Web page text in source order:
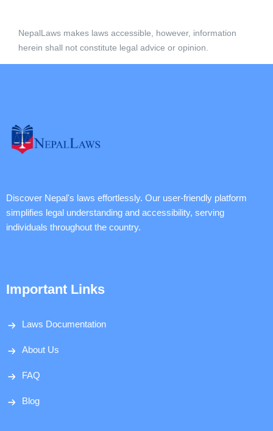
NepalLaws makes laws accessible, however, information
herein shall not constitute legal advice or opinion.
Discover Nepal's laws effortlessly. Our user-friendly platform
simplifies legal understanding and accessibility, serving
individuals throughout the country.
Important Links
Laws Documentation
About Us
FAQ
Blog